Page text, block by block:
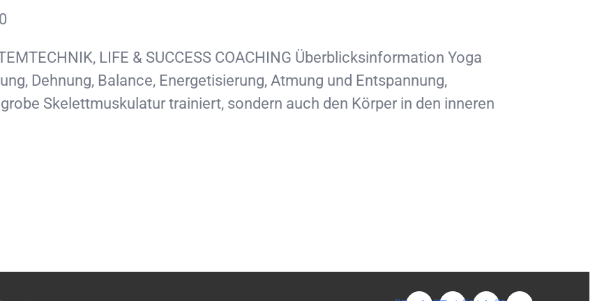
LIFE & SUCCESS COACHING Überblicksinformation Yoga
Dehnung, Balance, Energetisierung, Atmung und Entspannung,
Skelettmuskulatur trainiert, sondern auch den Körper in den inneren